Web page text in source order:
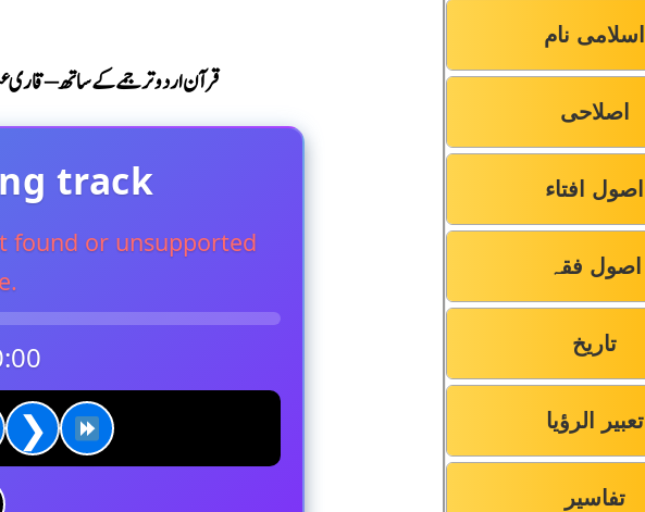
قرآن اردو ترجمے کے ساتھ – قاری
track
found or unsupported
❯
اسلامی نام
اصلاحی
اصول افتاء
اصول فقہ
تاریخ
تعبیر الرؤیا
تفاسیر